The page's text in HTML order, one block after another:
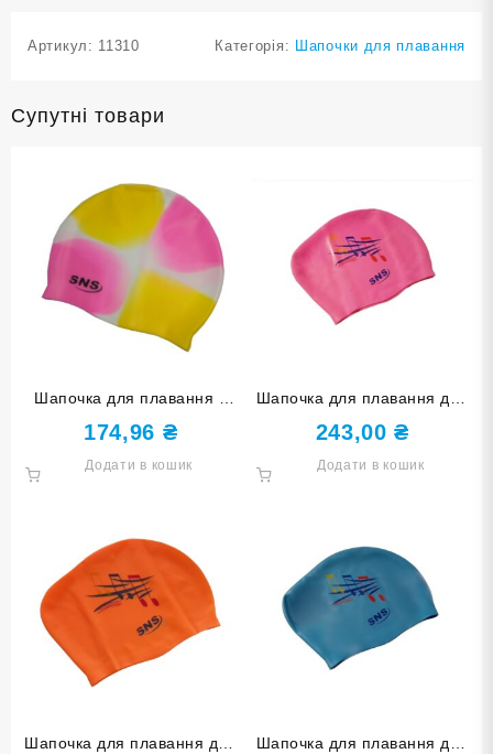
Артикул: 11310 Категорія: Шапочки для плавання
Супутні товари
Шапочка для плавання у
футлярі SNS мультиколір
SC-Ц3
174,96 ₴
Додати в кошик
Шапочка для плавання для
довгого волосся SNS KW-1Р
pink music
243,00₴
Додати в кошик
Шапочка для плавання для Шапочка для плавання для